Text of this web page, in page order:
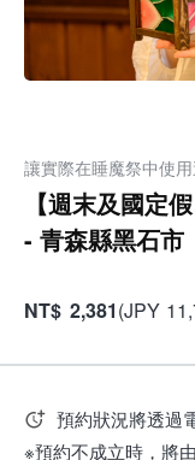
讓實際在睡魔祭中使
【週末及國定
- 青森縣黑石市
NT$ 2,381(JPY
預約狀況將透過
※預約不成立時，將